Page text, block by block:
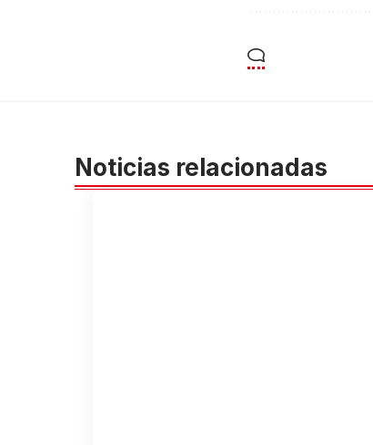
Noticias relacionadas